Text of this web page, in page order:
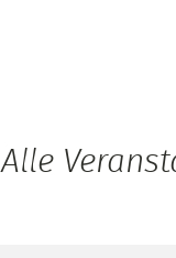
Alle